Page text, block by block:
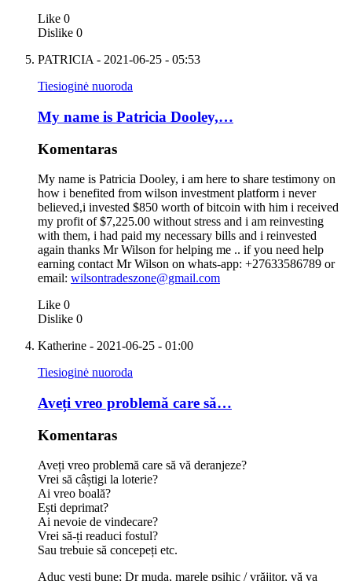
Like 0
Dislike 0
PATRICIA - 2021-06-25 - 05:53
Tiesioginė nuoroda
My name is Patricia Dooley,…
Komentaras
My name is Patricia Dooley, i am here to share testimony on
how i benefited from wilson investment platform i never
believed,i invested $850 worth of bitcoin with him i received
my profit of $7,225.00 without stress and i am reinvesting
with them, i had paid my necessary bills and i reinvested
again thanks Mr Wilson for helping me .. if you need help
earning contact Mr Wilson on whats-app: +27633586789 or
email: wilsontradeszone@gmail.com
Like 0
Dislike 0
Katherine - 2021-06-25 - 01:00
Tiesioginė nuoroda
Aveți vreo problemă care să…
Komentaras
Aveți vreo problemă care să vă deranjeze?
Vrei să câștigi la loterie?
Ai vreo boală?
Ești deprimat?
Ai nevoie de vindecare?
Vrei să-ți readuci fostul?
Sau trebuie să concepeți etc.
Aduc vești bune; Dr muda, marele psihic / vrăjitor, vă va